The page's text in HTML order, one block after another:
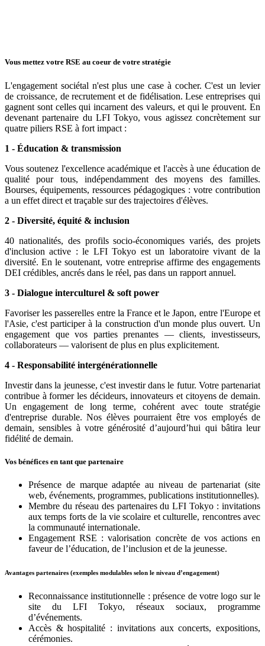
Vous mettez votre RSE au coeur de votre stratégie
L'engagement sociétal n'est plus une case à cocher. C'est un levier
de croissance, de recrutement et de fidélisation. Lese entreprises qui
gagnent sont celles qui incarnent des valeurs, et qui le prouvent. En
devenant partenaire du LFI Tokyo, vous agissez concrètement sur
quatre piliers RSE à fort impact :
1 - Éducation & transmission
Vous soutenez l'excellence académique et l'accès à une éducation de
qualité pour tous, indépendamment des moyens des familles.
Bourses, équipements, ressources pédagogiques : votre contribution
a un effet direct et traçable sur des trajectoires d'élèves.
2 - Diversité, équité & inclusion
40 nationalités, des profils socio-économiques variés, des projets
d'inclusion active : le LFI Tokyo est un laboratoire vivant de la
diversité. En le soutenant, votre entreprise affirme des engagements
DEI crédibles, ancrés dans le réel, pas dans un rapport annuel.
3 - Dialogue interculturel & soft power
Favoriser les passerelles entre la France et le Japon, entre l'Europe et
l'Asie, c'est participer à la construction d'un monde plus ouvert. Un
engagement que vos parties prenantes — clients, investisseurs,
collaborateurs — valorisent de plus en plus explicitement.
4 - Responsabilité intergénérationnelle
Investir dans la jeunesse, c'est investir dans le futur. Votre partenariat
contribue à former les décideurs, innovateurs et citoyens de demain.
Un engagement de long terme, cohérent avec toute stratégie
d'entreprise durable. Nos élèves pourraient être vos employés de
demain, sensibles à votre générosité d’aujourd’hui qui bâtira leur
fidélité de demain.
Vos bénéfices en tant que partenaire
Présence de marque adaptée au niveau de partenariat (site
web, événements, programmes, publications institutionnelles).
Membre du réseau des partenaires du LFI Tokyo : invitations
aux temps forts de la vie scolaire et culturelle, rencontres avec
la communauté internationale.
Engagement RSE : valorisation concrète de vos actions en
faveur de l’éducation, de l’inclusion et de la jeunesse.
Avantages partenaires (exemples modulables selon le niveau d’engagement)
Reconnaissance institutionnelle : présence de votre logo sur le
site du LFI Tokyo, réseaux sociaux, programme
d’événements.
Accès & hospitalité : invitations aux concerts, expositions,
cérémonies.